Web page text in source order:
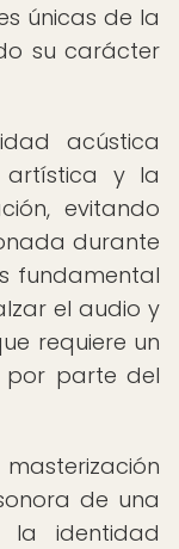
únicas de la
su carácter
acústica
artística y la
evitando
durante
fundamental
el audio y
requiere un
por parte del
de una
la identidad